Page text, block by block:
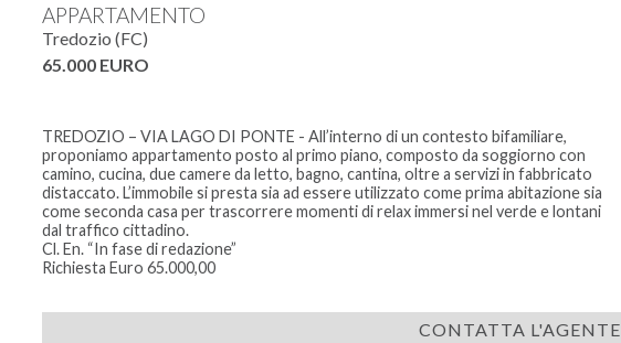
APPARTAMENTO
Tredozio (FC)
65.000 EURO
TREDOZIO – VIA LAGO DI PONTE - All’interno di un contesto bifamiliare,
proponiamo appartamento posto al primo piano, composto da soggiorno con
camino, cucina, due camere da letto, bagno, cantina, oltre a servizi in fabbricato
distaccato. L’immobile si presta sia ad essere utilizzato come prima abitazione sia
come seconda casa per trascorrere momenti di relax immersi nel verde e lontani
dal traffico cittadino.
Cl. En. “In fase di redazione”
Richiesta Euro 65.000,00
CONTATTA L'AGENTE